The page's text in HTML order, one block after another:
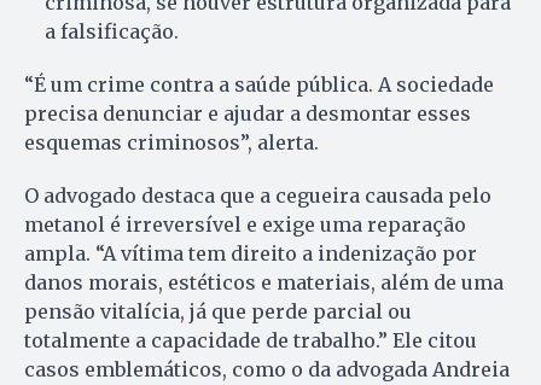
a falsificação.
“É um crime contra a saúde pública. A sociedade
precisa denunciar e ajudar a desmontar esses
esquemas criminosos”, alerta.
O advogado destaca que a cegueira causada pelo
metanol é irreversível e exige uma reparação
ampla. “A vítima tem direito a indenização por
danos morais, estéticos e materiais, além de uma
pensão vitalícia, já que perde parcial ou
totalmente a capacidade de trabalho.” Ele citou
casos emblemáticos, como o da advogada Andreia